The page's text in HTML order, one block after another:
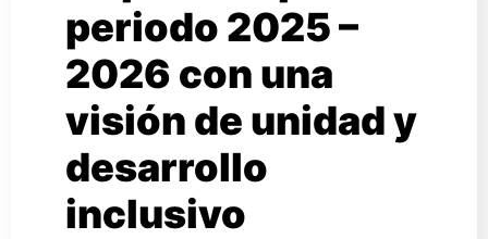
periodo 2025 –
2026 con una
visión de unidad y
desarrollo
inclusivo